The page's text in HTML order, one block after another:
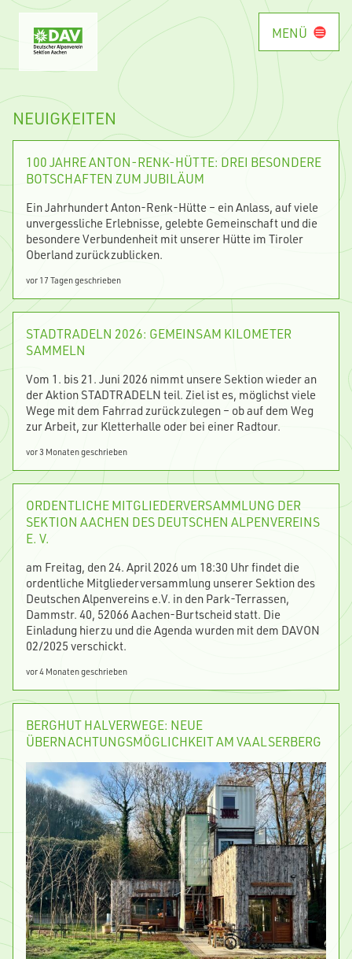
MENÜ
NEUIGKEITEN
100 JAHRE ANTON-RENK-HÜTTE: DREI BESONDERE
BOTSCHAFTEN ZUM JUBILÄUM
Ein Jahrhundert Anton-Renk-Hütte – ein Anlass, auf viele
unvergessliche Erlebnisse, gelebte Gemeinschaft und die
besondere Verbundenheit mit unserer Hütte im Tiroler
Oberland zurückzublicken.
vor 17 Tagen geschrieben
STADTRADELN 2026: GEMEINSAM KILOMETER
SAMMELN
Vom 1. bis 21. Juni 2026 nimmt unsere Sektion wieder an
der Aktion STADTRADELN teil. Ziel ist es, möglichst viele
Wege mit dem Fahrrad zurückzulegen – ob auf dem Weg
zur Arbeit, zur Kletterhalle oder bei einer Radtour.
vor 3 Monaten geschrieben
ORDENTLICHE MITGLIEDERVERSAMMLUNG DER
SEKTION AACHEN DES DEUTSCHEN ALPENVEREINS
E. V.
am Freitag, den 24. April 2026 um 18:30 Uhr findet die
ordentliche Mitgliederversammlung unserer Sektion des
Deutschen Alpenvereins e.V. in den Park-Terrassen,
Dammstr. 40, 52066 Aachen-Burtscheid statt. Die
Einladung hierzu und die Agenda wurden mit dem DAVON
02/2025 verschickt.
vor 4 Monaten geschrieben
BERGHUT HALVERWEGE: NEUE
ÜBERNACHTUNGSMÖGLICHKEIT AM VAALSERBERG